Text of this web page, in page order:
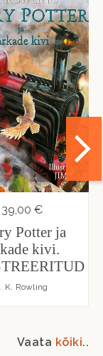
39,00 €
Potter ja
kivi.
K. Rowling
Vaata kõiki..